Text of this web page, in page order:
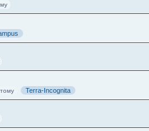
Terra-Incognita